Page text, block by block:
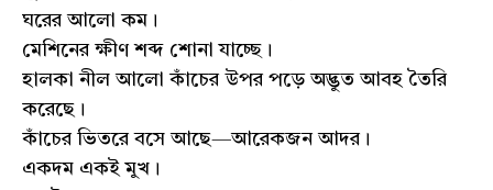
ঘরের আলো কম।
মেশিনের ক্ষীণ শব্দ শোনা যাচ্ছে।
হালকা নীল আলো কাঁচের উপর পড়ে অদ্ভুত আবহ তৈরি
করেছে।
কাঁচের ভিতরে বসে আছে—আরেকজন আদর।
একদম একই মুখ।